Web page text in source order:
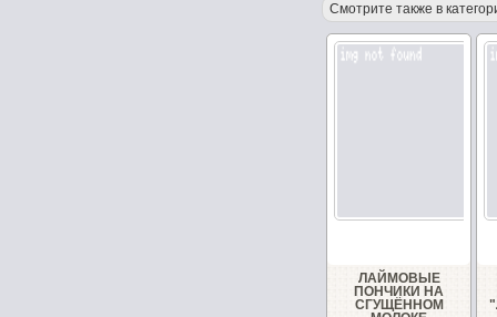
Смотрите также в
ЛАЙМОВЫЕ
ПОНЧИКИ НА
СГУЩЁННОМ